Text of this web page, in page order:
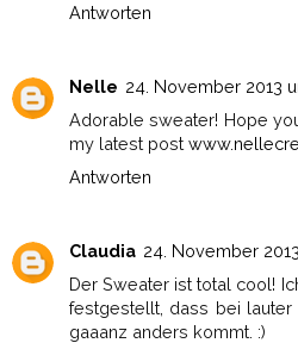
Antworten
Nelle 24. November 2013
Adorable sweater! Hope
my latest post
Antworten
Claudia 24. November
Der Sweater ist total cool!
festgestellt, dass bei
gaaanz anders kommt. :)